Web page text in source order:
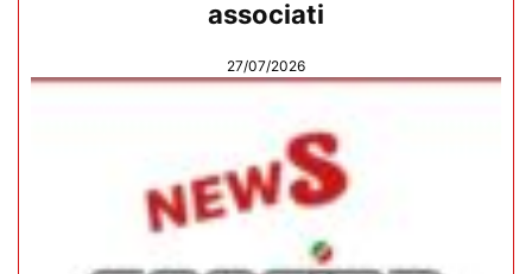
associati
27/07/2026